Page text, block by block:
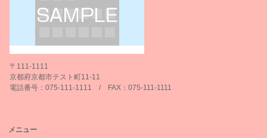
〒111-1111
京都府京都市テスト町11-11
電話番号：075-111-1111 / FAX：075-111-1111
メニュー